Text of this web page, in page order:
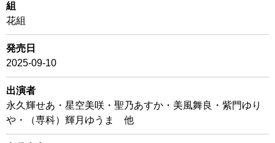
組
花組
発売日
2025-09-10
出演者
永久輝せあ・星空美咲・聖乃あすか・美風舞良・紫門ゆり
や・（専科）輝月ゆうま 他